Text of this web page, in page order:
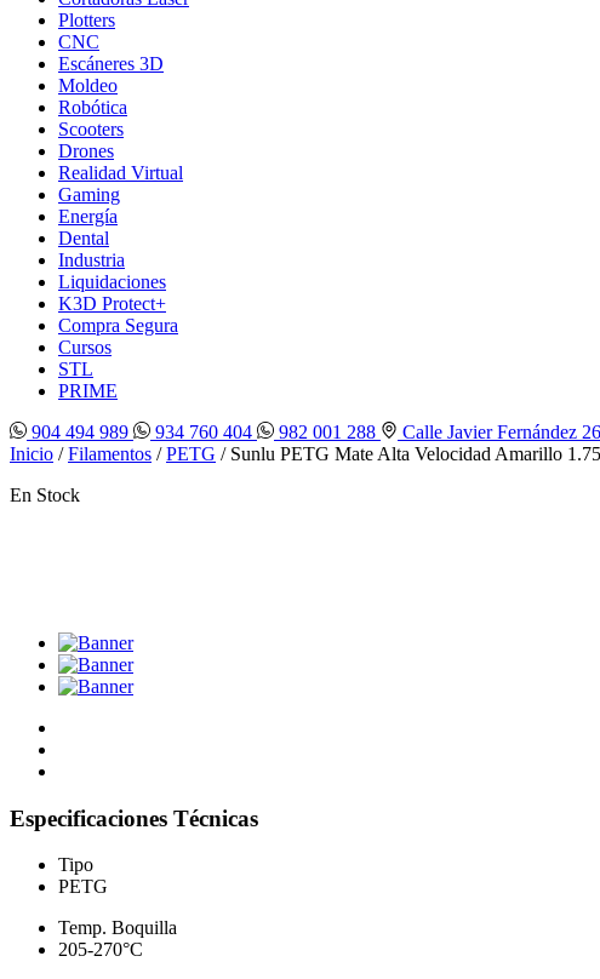
Plotters
CNC
Escáneres 3D
Moldeo
Robótica
Scooters
Drones
Realidad Virtual
Gaming
Energía
Dental
Industria
Liquidaciones
K3D Protect+
Compra Segura
Cursos
STL
PRIME
904 494 989
934 760 404 982 001 288
Calle Javier Fernández
Inicio /Filamentos /PETG / Sunlu PETG Mate Alta Velocidad Amarillo
En Stock
Especificaciones Técnicas
Tipo
PETG
Temp. Boquilla
205-270°C